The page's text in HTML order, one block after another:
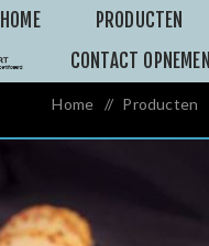
HOME PRODUCTEN
CONTACT OPNEMEN
Home / Producten